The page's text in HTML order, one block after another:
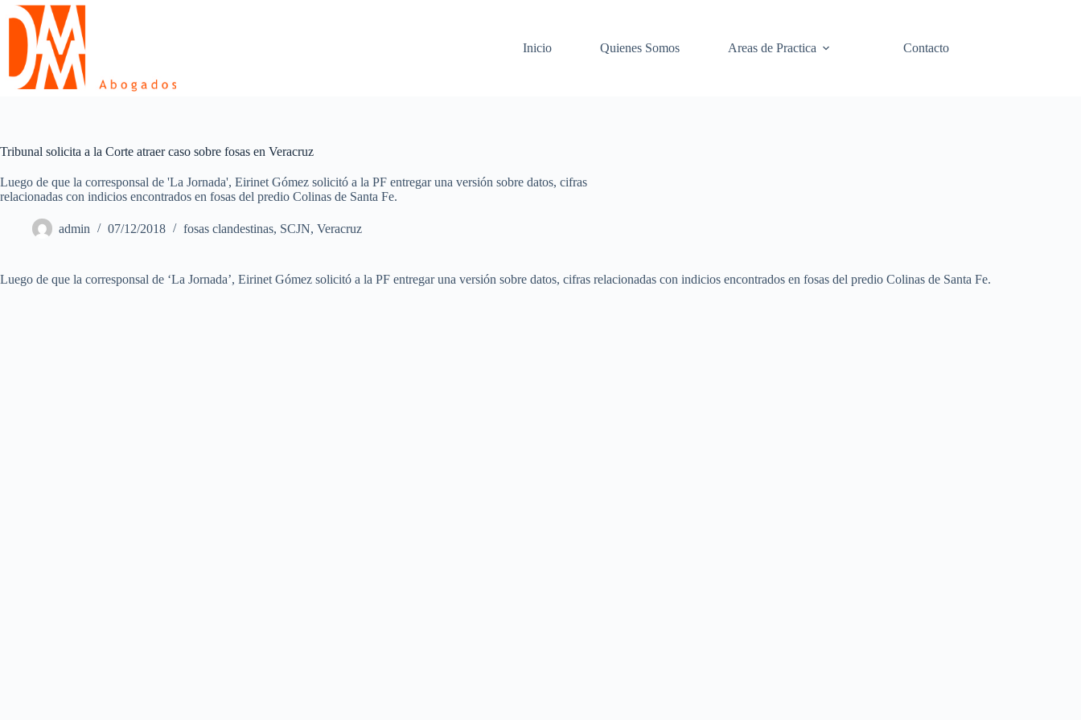
Skip
content
Inicio
Quienes Somos Areas de Practica Contacto
Tribunal solicita a la Corte atraer caso sobre fosas en Veracruz
Luego de que la corresponsal de 'La Jornada', Eirinet Gómez solicitó a la PF entregar una versión sobre datos, cifras
relacionadas con indicios encontrados en fosas del predio Colinas de Santa Fe.
admin 07/12/2018 fosas clandestinas, SCJN, Veracruz
Luego de que la corresponsal de ‘La Jornada’, Eirinet Gómez solicitó a la PF entregar una versión sobre datos, cifras relacionadas con indicios encontrados en fosas del predio Colinas de Santa Fe.